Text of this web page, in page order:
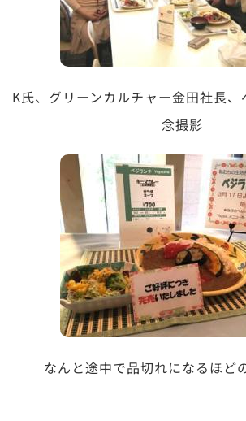
K氏、グリーンカルチャー金田社長
念撮影
なんと途中で品切れになるほど